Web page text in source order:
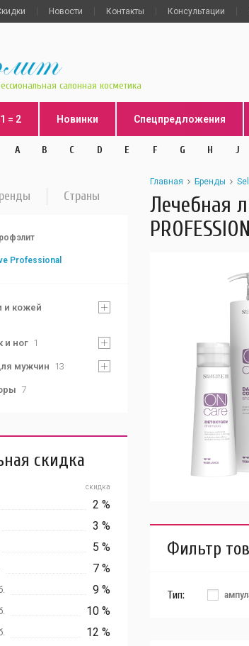
Новости Контакты Консультации
салонная косметика
= 2 Новинки Спецпредложения
A B C D E F G H J
Страны
Professional
и кожей
и ног 1
мужчин 13
7
скидка
скидка
2 %
3 %
5 %
7 %
9 %
10 %
12 %
Главная Бренды
Лечебная
Фильтр
Тип: